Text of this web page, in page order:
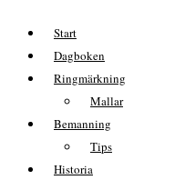
Start
Dagboken
Ringmärkning
Mallar
Bemanning
Tips
Historia